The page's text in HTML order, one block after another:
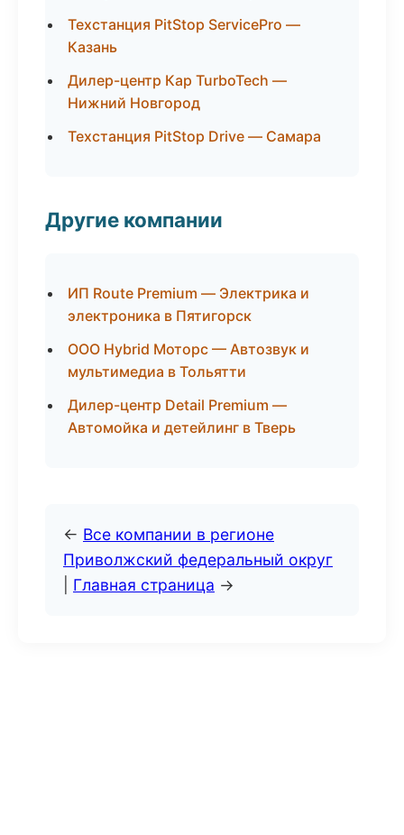
Техстанция PitStop ServicePro —
Казань
Дилер-центр Кар TurboTech —
Нижний Новгород
Техстанция PitStop Drive — Самара
Другие компании
ИП Route Premium — Электрика и
электроника в Пятигорск
ООО Hybrid Моторс — Автозвук и
мультимедиа в Тольятти
Дилер-центр Detail Premium —
Автомойка и детейлинг в Тверь
← Все компании в регионе
Приволжский федеральный округ
Главная страница →